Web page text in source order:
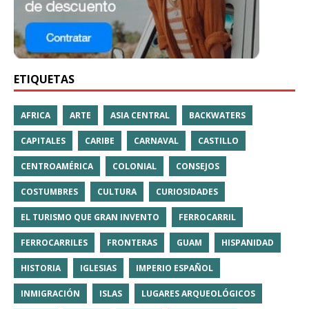
ETIQUETAS
AFRICA ARTE ASIA CENTRAL BACKWATERS
CAPITALES CARIBE CARNAVAL CASTILLO
CENTROAMÉRICA COLONIAL CONSEJOS
COSTUMBRES CULTURA CURIOSIDADES
EL TURISMO QUE GRAN INVENTO FERROCARRIL
FERROCARRILES FRONTERAS GUAM HISPANIDAD
HISTORIA IGLESIAS IMPERIO ESPAÑOL
INMIGRACIÓN ISLAS LUGARES ARQUEOLÓGICOS